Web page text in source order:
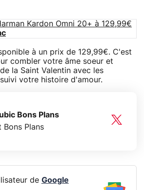
Kardon Omni 20+ à 129,99€
à un prix de 129,99€. C'est
combler votre âme soeur et
la Saint Valentin avec les
votre histoire d'amour.
Bons Plans
Bons Plans
de Google